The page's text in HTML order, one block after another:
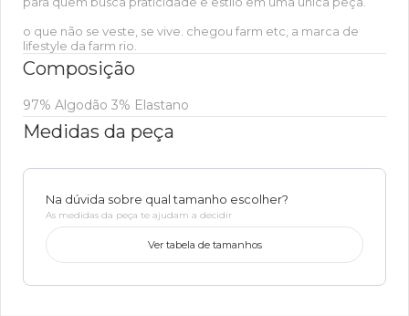
o que não se veste, se vive. chegou farm etc, a marca de
lifestyle da farm rio.
Composição
97% Algodão 3% Elastano
Medidas da peça
Na dúvida sobre qual tamanho escolher?
As medidas da peça te ajudam a decidir
Ver tabela de tamanhos